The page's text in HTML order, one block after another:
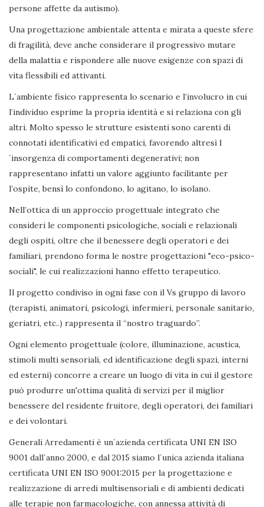
persone affette da autismo).
Una progettazione ambientale attenta e mirata a queste sfere
di fragilità, deve anche considerare il progressivo mutare
della malattia e rispondere alle nuove esigenze con spazi di
vita flessibili ed attivanti.
L´ambiente fisico rappresenta lo scenario e l’involucro in cui
l’individuo esprime la propria identità e si relaziona con gli
altri. Molto spesso le strutture esistenti sono carenti di
connotati identificativi ed empatici, favorendo altresì l
´insorgenza di comportamenti degenerativi; non
rappresentano infatti un valore aggiunto facilitante per
l’ospite, bensì lo confondono, lo agitano, lo isolano.
Nell’ottica di un approccio progettuale integrato che
consideri le componenti psicologiche, sociali e relazionali
degli ospiti, oltre che il benessere degli operatori e dei
familiari, prendono forma le nostre progettazioni "eco-psico-
sociali", le cui realizzazioni hanno effetto terapeutico.
Il progetto condiviso in ogni fase con il Vs gruppo di lavoro
(terapisti, animatori, psicologi, infermieri, personale sanitario,
geriatri, etc..) rappresenta il “nostro traguardo”.
Ogni elemento progettuale (colore, illuminazione, acustica,
stimoli multi sensoriali, ed identificazione degli spazi, interni
ed esterni) concorre a creare un luogo di vita in cui il gestore
può produrre un'ottima qualità di servizi per il miglior
benessere del residente fruitore, degli operatori, dei familiari
e dei volontari.
Generali Arredamenti è un´azienda certificata UNI EN ISO
9001 dall´anno 2000, e dal 2015 siamo l´unica azienda italiana
certificata UNI EN ISO 9001:2015 per la progettazione e
realizzazione di arredi multisensoriali e di ambienti dedicati
alle terapie non farmacologiche, con annessa attività di